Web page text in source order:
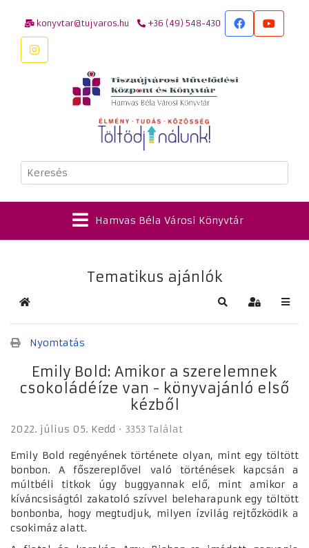
konyvtar@tujvaros.hu +36 (49) 548-430
Keresés
Hamvas Béla Városi Könyvtár
Tematikus ajánlók
Kezdőlap Keresés
Nyomtatás
Emily Bold: Amikor a szerelemnek
csokoládéíze van - könyvajánló első
kézből
2022. július 05. Kedd 3353 Találat
Emily Bold regényének története olyan, mint egy töltött
bonbon. A főszereplővel való történések kapcsán a
múltbéli titkok úgy buggyannak elő, mint amikor a
kíváncsiságtól zakatoló szívvel beleharapunk egy töltött
bonbonba, hogy megtudjuk, milyen ízvilág rejtőzködik a
csokimáz alatt.